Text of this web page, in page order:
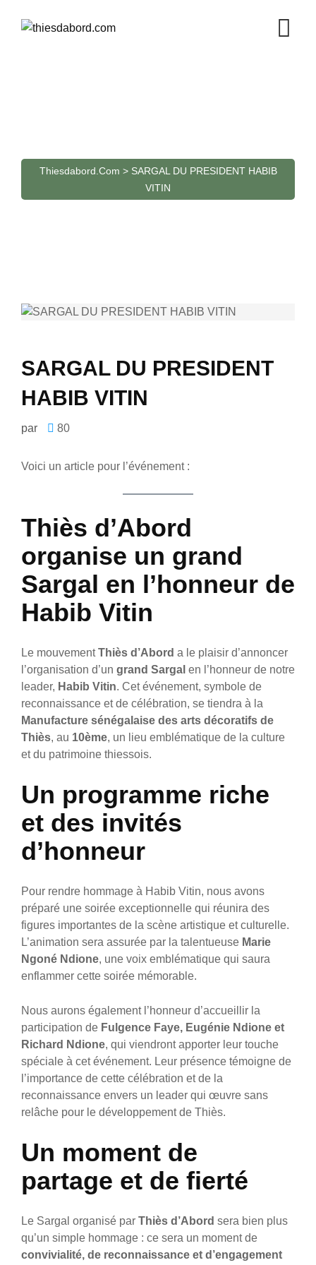
Thiesdabord.com > SARGAL DU PRESIDENT HABIB
VITIN
SARGAL DU PRESIDENT
HABIB VITIN
par 80
Voici un article pour l’événement :
Thiès d’Abord
organise un grand
Sargal en l’honneur de
Habib Vitin
Le mouvementThiès d’Abord a le plaisir d’annoncer
l’organisation d’un grand Sargal en l’honneur de notre
leader, Habib Vitin. Cet événement, symbole de
reconnaissance et de célébration, se tiendra à la
Manufacture sénégalaise des arts décoratifs de
Thiès, au 10ème, un lieu emblématique de la culture
et du patrimoine thiessois.
Un programme riche
et des invités
d’honneur
Pour rendre hommage à Habib Vitin, nous avons
préparé une soirée exceptionnelle qui réunira des
figures importantes de la scène artistique et culturelle.
L’animation sera assurée par la talentueuse Marie
Ngoné Ndione, une voix emblématique qui saura
enflammer cette soirée mémorable.
Nous aurons également l’honneur d’accueillir la
participation de Fulgence Faye, Eugénie Ndione et
Richard Ndione, qui viendront apporter leur touche
spéciale à cet événement. Leur présence témoigne de
l’importance de cette célébration et de la
reconnaissance envers un leader qui œuvre sans
relâche pour le développement de Thiès.
Un moment de
partage et de fierté
Le Sargal organisé par Thiès d’Abord sera bien plus
qu’un simple hommage : ce sera un moment de
convivialité, de reconnaissance et d’engagement